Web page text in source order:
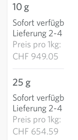
10 g
Sofort verfügbar
Lieferung 2-4 Tage
Preis pro1kg:
CHF 949.05
25 g
Sofort verfügbar
Lieferung 2-4 Tage
Preis pro1kg:
CHF 654.59